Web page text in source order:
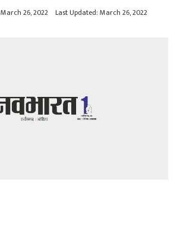
March 26, 2022 Last Updated: March 26, 2022